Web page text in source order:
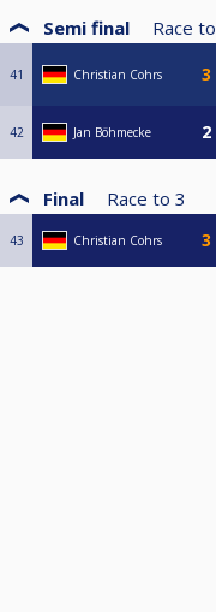
Semi final Race to
41 Christian Cohrs
42 Jan Böhmecke
Final Race to 3
43 Christian Cohrs